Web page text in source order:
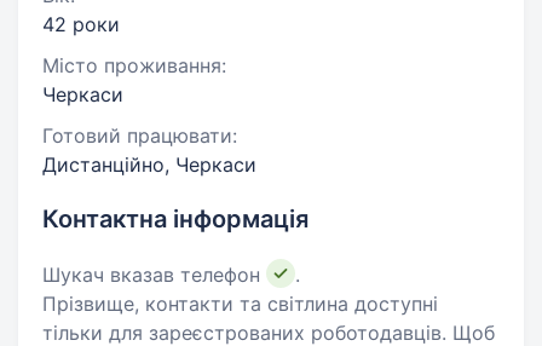
42 роки
Місто проживання:
Черкаси
Готовий працювати:
Дистанційно, Черкаси
Контактна інформація
Шукач вказав телефон
.
Прізвище, контакти та світлина доступні
тільки для зареєстрованих роботодавців. Щоб